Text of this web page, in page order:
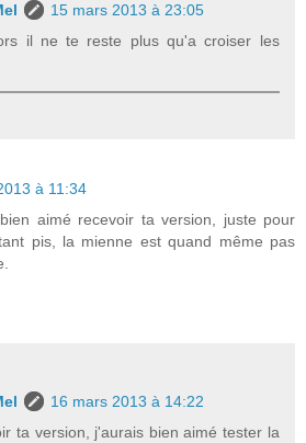
15 mars 2013 à 23:05
il ne te reste plus qu'a croiser les
à 11:34
aimé recevoir ta version, juste pour
pis, la mienne est quand même pas
16 mars 2013 à 14:22
ta version, j'aurais bien aimé tester la